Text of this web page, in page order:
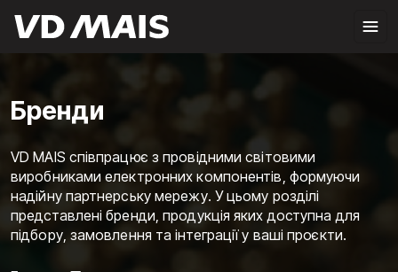
Бренди
VD MAIS співпрацює з провідними світовими
виробниками електронних компонентів, формуючи
надійну партнерську мережу. У цьому розділі
представлені бренди, продукція яких доступна для
підбору, замовлення та інтеграції у ваші проєкти.